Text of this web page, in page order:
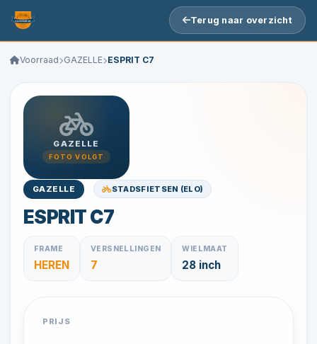
Terug naar overzicht
Voorraad GAZELLE ESPRIT C7
GAZELLE
FOTO VOLGT
GAZELLE STADSFIETSEN (ELO)
ESPRIT C7
FRAME
HEREN
VERSNELLINGEN
7
WIELMAAT
28 inch
PRIJS